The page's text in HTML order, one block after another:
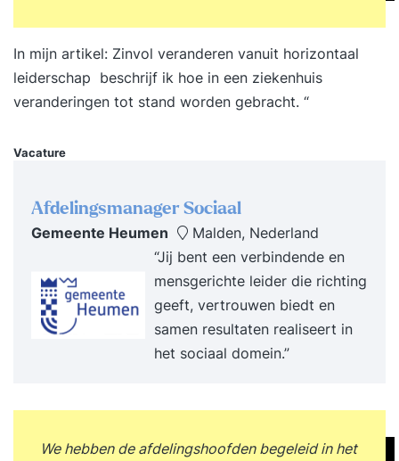
In mijn artikel: Zinvol veranderen vanuit horizontaal
leiderschap beschrijf ik hoe in een ziekenhuis
veranderingen tot stand worden gebracht. “
Vacature
Afdelingsmanager Sociaal
Gemeente Heumen
Malden, Nederland
“Jij bent een verbindende en
mensgerichte leider die richting
geeft, vertrouwen biedt en
samen resultaten realiseert in
het sociaal domein.”
We hebben de afdelingshoofden begeleid in het